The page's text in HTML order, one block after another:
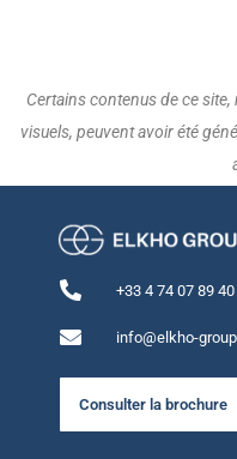
Certains contenus de ce
visuels, peuvent avoir été
+33 4 74 07 89 40
info@elkho-
Consulter la brochure